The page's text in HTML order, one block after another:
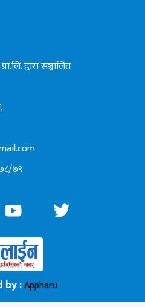
द्वारा सञ्चालित
७९
by :Appharu